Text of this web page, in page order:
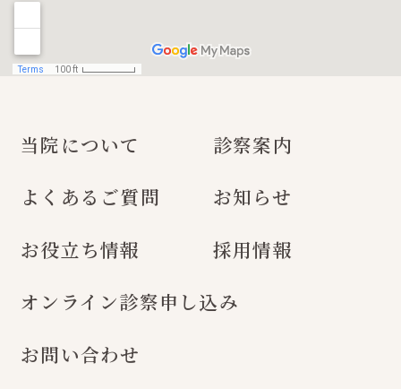
当院について
診察案内
よくあるご質問
お知らせ
お役立ち情報
採用情報
オンライン診察申し込み
お問い合わせ